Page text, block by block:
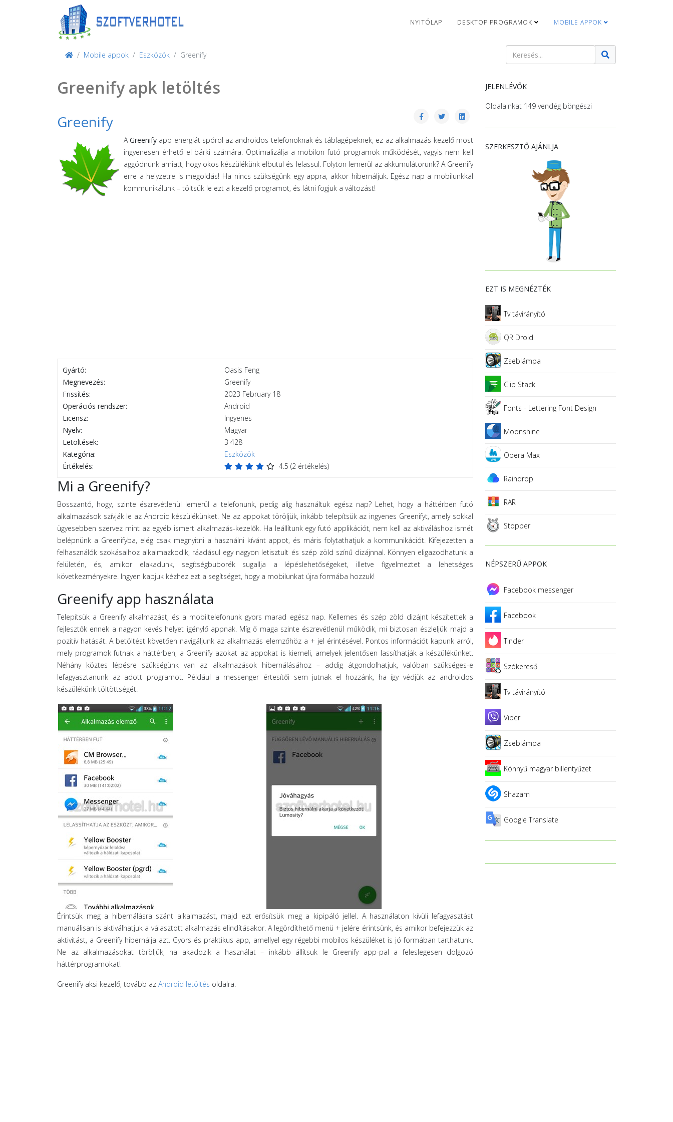
NYITÓLAP DESKTOP PROGRAMOK MOBILE APPOK
Mobile appok Eszközök Greenify
Keresés
Greenify apk letöltés
Greenify
AGreenify app energiát spórol az androidos telefonoknak és táblagépeknek, ez az alkalmazás-kezelő most
ingyenesen érhető el bárki számára. Optimalizálja a mobilon futó programok működését, vagyis nem kell
aggódnunk amiatt, hogy okos készülékünk elbutul és lelassul. Folyton lemerül az akkumulátorunk? A Greenify
erre a helyzetre is megoldás! Ha nincs szükségünk egy appra, akkor hibernáljuk. Egész nap a mobilunkkal
kommunikálunk – töltsük le ezt a kezelő programot, és látni fogjuk a változást!
Gyártó:
Oasis Feng
Megnevezés:
Greenify
Frissítés:
2023 February 18
Operációs rendszer:
Android
Licensz:
Ingyenes
Nyelv:
Magyar
Letöltések:
3 428
Kategória:
Eszközök
Értékelés:
4.5 (2 értékelés)
Mi a Greenify?
Bosszantó, hogy, szinte észrevétlenül lemerül a telefonunk, pedig alig használtuk egész nap? Lehet, hogy a háttérben futó
alkalmazások szívják le az Android készülékünket. Ne az appokat töröljük, inkább telepítsük az ingyenes Greenifyt, amely sokkal
ügyesebben szervez mint az egyéb ismert alkalmazás-kezelők. Ha leállítunk egy futó applikációt, nem kell az aktiváláshoz ismét
belépnünk a Greenifyba, elég csak megnyitni a használni kívánt appot, és máris folytathatjuk a kommunikációt. Kifejezetten a
felhasználók szokásaihoz alkalmazkodik, ráadásul egy nagyon letisztult és szép zöld színű dizájnnal. Könnyen eligazodhatunk a
felületén, és, amikor elakadunk, segítségbuborék sugallja a lépéslehetőségeket, illetve figyelmeztet a lehetséges
következményekre. Ingyen kapjuk kézhez ezt a segítséget, hogy a mobilunkat újra formába hozzuk!
Greenify app használata
Telepítsük a Greenify alkalmazást, és a mobiltelefonunk gyors marad egész nap. Kellemes és szép zöld dizájnt készítettek a
fejlesztők ennek a nagyon kevés helyet igénylő appnak. Míg ő maga szinte észrevétlenül működik, mi biztosan észleljük majd a
pozitív hatását. A betöltést követően navigáljunk az alkalmazás elemzőhöz a + jel érintésével. Pontos információt kapunk arról,
mely programok futnak a háttérben, a Greenify azokat az appokat is kiemeli, amelyek jelentősen lassíthatják a készülékünket.
Néhány köztes lépésre szükségünk van az alkalmazások hibernálásához – addig átgondolhatjuk, valóban szükséges-e
lefagyasztanunk az adott programot. Például a messenger értesítői sem jutnak el hozzánk, ha így védjük az androidos
készülékünk töltöttségét.
Érintsük meg a hibernálásra szánt alkalmazást, majd ezt erősítsük meg a kipipáló jellel. A használaton kívüli lefagyasztást
manuálisan is aktiválhatjuk a választott alkalmazás elindításakor. A legördíthető menü + jelére érintsünk, és amikor befejezzük az
aktivitást, a Greenify hibernálja azt. Gyors és praktikus app, amellyel egy régebbi mobilos készüléket is jó formában tarthatunk.
Ne az alkalmazásokat töröljük, ha akadozik a használat – inkább állítsuk le Greenify app-pal a feleslegesen dolgozó
háttérprogramokat!
Greenify aksi kezelő, tovább az Android letöltés oldalra.
JELENLÉVŐK
Oldalainkat 149 vendég böngészi
SZERKESZTŐ AJÁNLJA
EZT IS MEGNÉZTÉK
Tv távirányító
QR Droid
Zseblámpa
Clip Stack
Fonts - Lettering Font Design
Moonshine
Opera Max
Raindrop
RAR
Stopper
NÉPSZERŰ APPOK
Facebook messenger
Facebook
Tinder
Szókereső
Tv távirányító
Viber
Zseblámpa
Könnyű magyar billentyűzet
Shazam
Google Translate